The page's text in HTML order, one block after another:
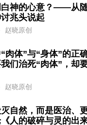
白神的心意？——从
兆头说起
赵晓原创
“肉体”与“身体”的
们治死“肉体”，却
赵晓原创
自然，而是医治、
人的破碎与灵的出